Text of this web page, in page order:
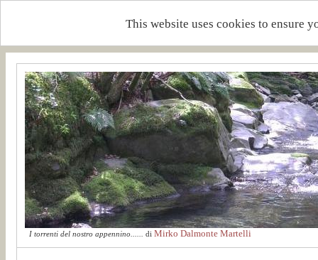
This website uses cookies to ensure
I torrenti del nostro appennino...... di Mirko Dalmonte Martelli